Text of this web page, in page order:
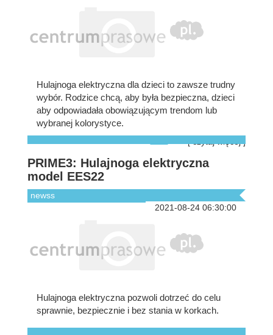
Hulajnoga elektryczna dla dzieci to zawsze trudny
wybór. Rodzice chcą, aby była bezpieczna, dzieci
aby odpowiadała obowiązującym trendom lub
wybranej kolorystyce.
PRIME3: Hulajnoga elektryczna
model EES22
newss
2021-08-24 06:30:00
Hulajnoga elektryczna pozwoli dotrzeć do celu
sprawnie, bezpiecznie i bez stania w korkach.